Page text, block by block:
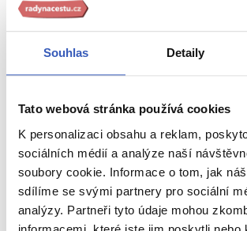
Souhlas Detaily
Tato webová stránka používá cookies
K personalizaci obsahu a reklam,
sociálních médií a analýze naší
soubory cookie. Informace o tom, jak
sdílíme se svými partnery pro sociální
analýzy. Partneři tyto údaje mohou
3 zájezdy
Obyčejným a tak jiným!"
Ukaž všech 78